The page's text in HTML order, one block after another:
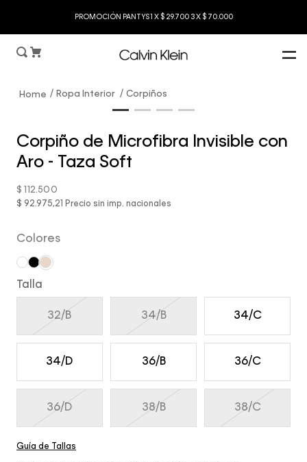
PROMOCIÓN PANTYS 1 X $ 29.700 3 X $ 70.000
Ropa Interior Corpiños
Corpiño de Microfibra Invisible con
Aro - Taza Soft
$ 112.500
$ 92.975,21 Precio sin imp. nacionales
Colores
Talla
32/B 34/B 34/C
34/D 36/B 36/C
36/D 38/B 38/C
Guía de Tallas